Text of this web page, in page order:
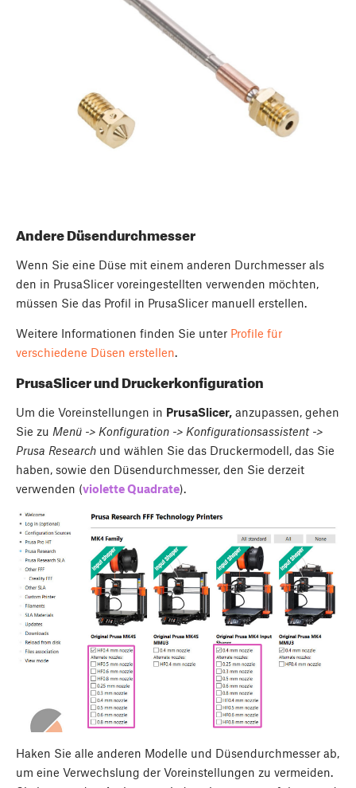
Andere Düsendurchmesser
Wenn Sie eine Düse mit einem anderen Durchmesser als
den in PrusaSlicer voreingestellten verwenden möchten,
müssen Sie das Profil in PrusaSlicer manuell erstellen.
Weitere Informationen finden Sie unter Profile für
verschiedene Düsen erstellen.
PrusaSlicer und Druckerkonfiguration
Um die Voreinstellungen in PrusaSlicer, anzupassen, gehen
Sie zu Menü -> Konfiguration -> Konfigurationsassistent ->
Prusa Research und wählen Sie das Druckermodell, das Sie
haben, sowie den Düsendurchmesser, den Sie derzeit
verwenden (violette Quadrate).
Haken Sie alle anderen Modelle und Düsendurchmesser ab,
um eine Verwechslung der Voreinstellungen zu vermeiden.